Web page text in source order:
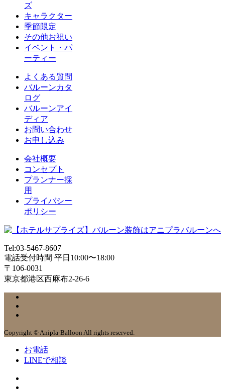
ズ
キャラクター
季節限定
その他お祝い
イベント・パ
ーティー
よくある質問
バルーンカタ
ログ
バルーンアイ
ディア
お問い合わせ
お申し込み
会社概要
コンセプト
プランナー採
用
プライバシー
ポリシー
Tel:03-5467-8607
電話受付時間 平日10:00〜18:00
〒106-0031
東京都港区西麻布2-26-6
Copyright © Anipla-Balloon All rights reserved.
お電話
LINEで相談